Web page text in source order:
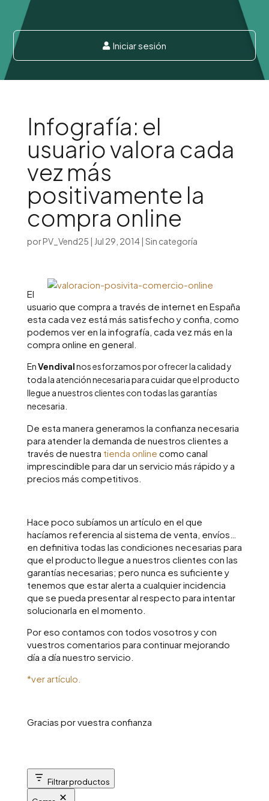
 Iniciar sesión
Infografía: el
usuario valora cada
vez más
positivamente la
compra online
porPV_Vend25 | Jul 29, 2014| Sin categoría
El
usuario que compra a través de internet en España
esta cada vez está más satisfecho y confia, como
podemos ver en la infografía, cada vez más en la
compra online en general.
EnVendivalnos esforzamos por ofrecer la calidad y
toda la atención necesaria para cuidar que el producto
llegue a nuestros clientes con todas las garantías
necesaria.
De esta manera generamos la confianza necesaria
para atender la demanda de nuestros clientes a
través de nuestra tienda online como canal
imprescindible para dar un servicio más rápido y a
precios más competitivos.
Hace poco subíamos un artículo en el que
hacíamos referencia al sistema de venta, envíos…
en definitiva todas las condiciones necesarias para
que el producto llegue a nuestros clientes con las
garantías necesarias; pero nunca es suficiente y
tenemos que estar alerta a cualquier incidencia
que se pueda presentar al respecto para intentar
solucionarla en el momento.
Por eso contamos con todos vosotros y con
vuestros comentarios para continuar mejorando
día a día nuestro servicio.
*ver artículo.
Gracias por vuestra confianza
Filtrar productos